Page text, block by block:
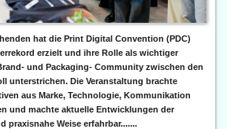
hat die Print Digital Convention (PDC)
erzielt und ihre Rolle als wichtiger
und Packaging- Community zwischen den
unterstrichen. Die Veranstaltung brachte
aus Marke, Technologie, Kommunikation
und machte aktuelle Entwicklungen der
praxisnahe Weise erfahrbar.......